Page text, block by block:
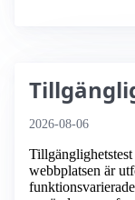
2026-08-06
webbplatsen är